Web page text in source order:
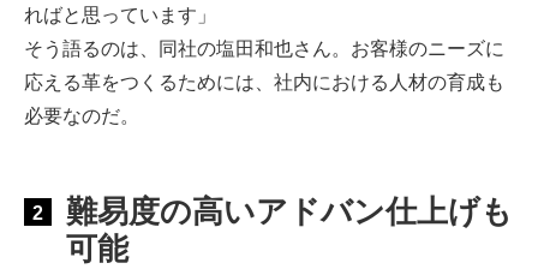
ればと思っています」
そう語るのは、同社の塩田和也さん。お客様のニーズに
応える革をつくるためには、社内における人材の育成も
必要なのだ。
2
難易度の高いアドバン仕上げも
可能